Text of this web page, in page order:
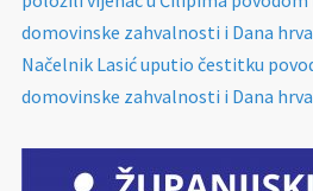
domovinske zahvalnosti i Dana
Načelnik Lasić uputio čestitku
domovinske zahvalnosti i Dana